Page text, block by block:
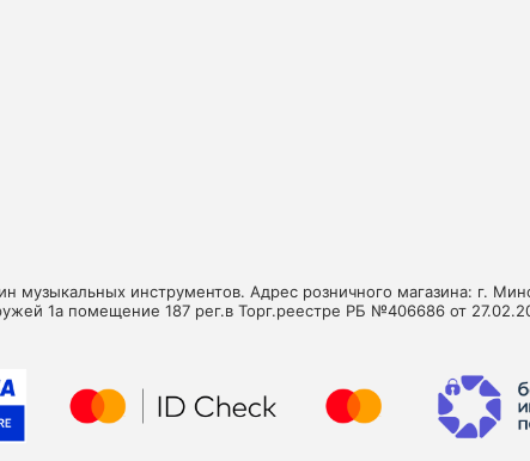
музыкальных инструментов. Адрес розничного магазина: г.
1а помещение 187 рег.в Торг.реестре РБ №406686 от